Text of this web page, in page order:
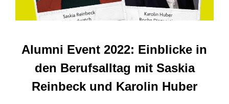
Alumni Event 2022: Einblicke in
den Berufsalltag mit Saskia
Reinbeck und Karolin Huber